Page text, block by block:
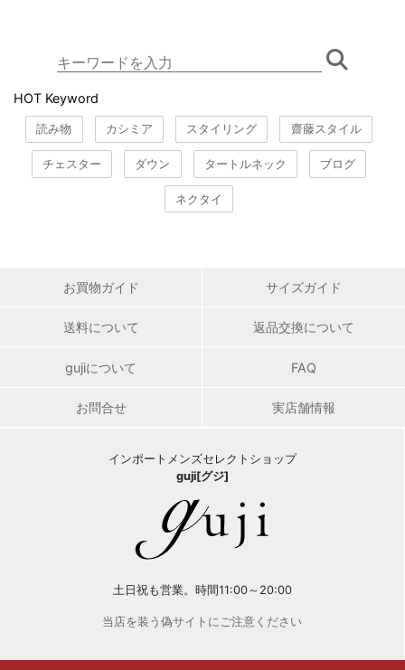
HOT Keyword
読み物 カシミア スタイリング 齋藤スタイル
チェスター ダウン タートルネック ブログ
ネクタイ
お買物ガイド サイズガイド
送料について 返品交換について
gujiについて FAQ
お問合せ 実店舗情報
インポートメンズセレクトショップ
guji[グジ]
土日祝も営業。時間11:00～20:00
当店を装う偽サイトにご注意ください